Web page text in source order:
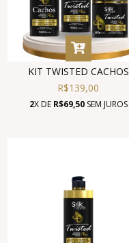
KIT TWISTED CACHOS
R$139,00
2X DE R$69,50SEM JUROS